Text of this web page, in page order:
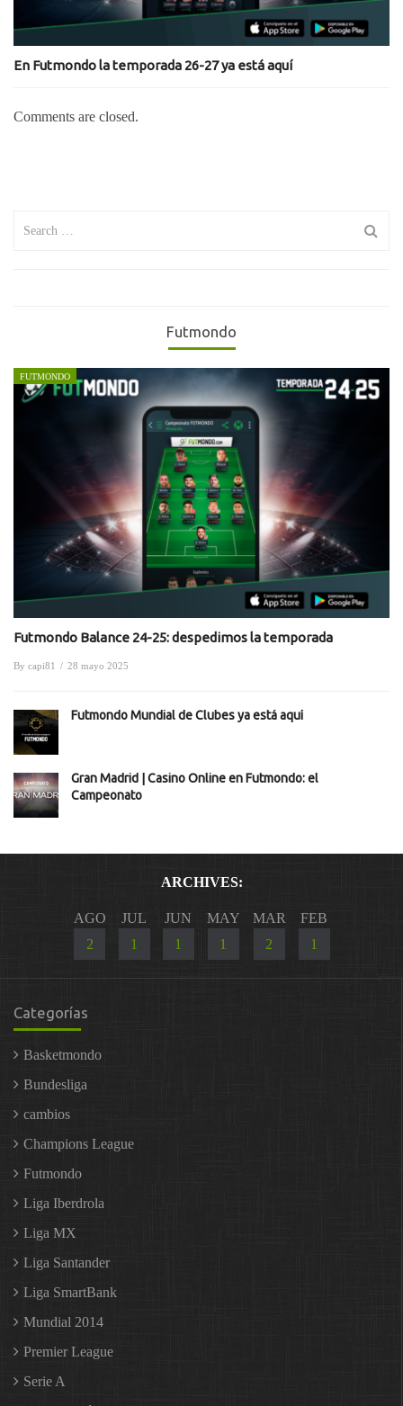
En Futmondo la temporada 26-27 ya está aquí
Comments are closed.
Futmondo
FUTMONDO
Futmondo Balance 24-25: despedimos la temporada
By capi81 / 28 mayo 2025
Futmondo Mundial de Clubes ya está aquí
Gran Madrid | Casino Online en Futmondo: el
Campeonato
ARCHIVES:
AGO
2
JUL
1
JUN
1
MAY
1
MAR
2
FEB
1
Categorías
Basketmondo
Bundesliga
cambios
Champions League
Futmondo
Liga Iberdrola
Liga MX
Liga Santander
Liga SmartBank
Mundial 2014
Premier League
Serie A